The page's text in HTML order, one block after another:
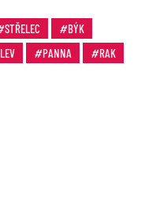
STŘELEC
BÝK
LEV PANNA
RAK